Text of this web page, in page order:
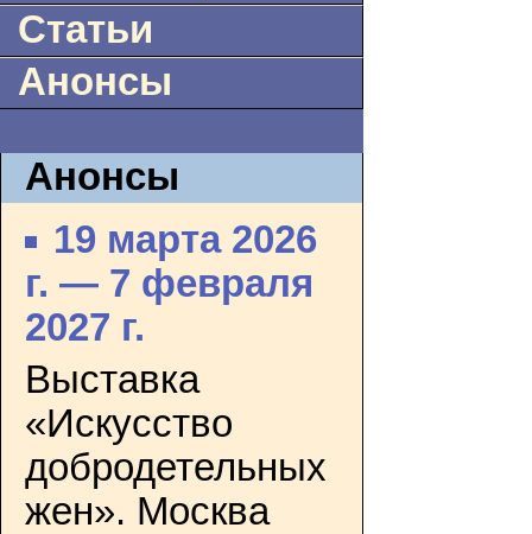
Статьи
Анонсы
Анонсы
19 марта 2026
г. — 7 февраля
2027 г.
Выставка
«Искусство
добродетельных
жен». Москва